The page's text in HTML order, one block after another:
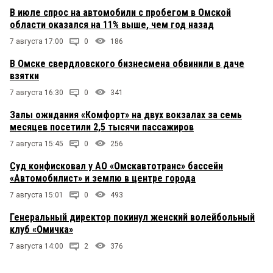
В июле спрос на автомобили с пробегом в Омской
области оказался на 11% выше, чем год назад
7 августа 17:00 0 186
В Омске свердловского бизнесмена обвинили в даче
взятки
7 августа 16:30 0 341
Залы ожидания «Комфорт» на двух вокзалах за семь
месяцев посетили 2,5 тысячи пассажиров
7 августа 15:45 0 256
Суд конфисковал у АО «Омскавтотранс» бассейн
«Автомобилист» и землю в центре города
7 августа 15:01 0 493
Генеральный директор покинул женский волейбольный
клуб «Омичка»
7 августа 14:00 2 376